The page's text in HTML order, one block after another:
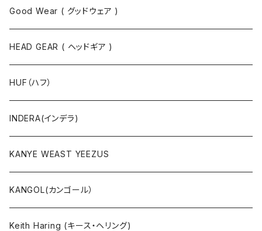
パーカ
ジャケット
ニット
ボトムス
セットアップ
小物・雑貨
タンクトップ
ソックス
Good Wear ( グッドウェア )
HEAD GEAR ( ヘッドギア )
HUF（ハフ）
INDERA(インデラ)
KANYE WEAST YEEZUS
KANGOL(カンゴール）
Keith Haring (キース・ヘリング)